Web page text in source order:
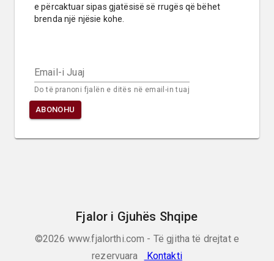
e përcaktuar sipas gjatësisë së rrugës që bëhet
brenda një njësie kohe.
Email-i Juaj
Do të pranoni fjalën e ditës në email-in tuaj
ABONOHU
Fjalor i Gjuhës Shqipe
©2026 www.fjalorthi.com - Të gjitha të drejtat e
rezervuara
Kontakti